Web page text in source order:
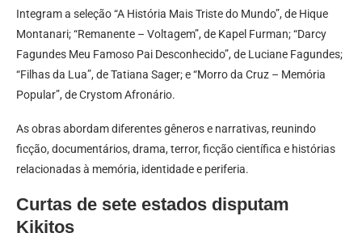
Integram a seleção “A História Mais Triste do Mundo”, de Hique
Montanari; “Remanente – Voltagem”, de Kapel Furman; “Darcy
Fagundes Meu Famoso Pai Desconhecido”, de Luciane Fagundes;
“Filhas da Lua”, de Tatiana Sager; e “Morro da Cruz – Memória
Popular”, de Crystom Afronário.
As obras abordam diferentes gêneros e narrativas, reunindo
ficção, documentários, drama, terror, ficção científica e histórias
relacionadas à memória, identidade e periferia.
Curtas de sete estados disputam
Kikitos